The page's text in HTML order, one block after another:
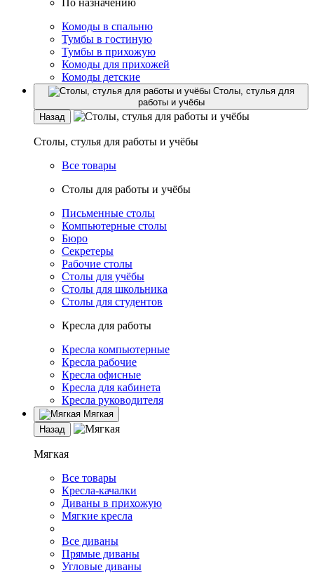
По назначению
Комоды в спальню
Тумбы в гостиную
Тумбы в прихожую
Комоды для прихожей
Комоды детские
Столы, стулья для
работы и учёбы
Назад
Столы, стулья для работы и учёбы
Все товары
Столы для работы и учёбы
Письменные столы
Компьютерные столы
Бюро
Секретеры
Рабочие столы
Столы для учёбы
Столы для школьника
Столы для студентов
Кресла для работы
Кресла компьютерные
Кресла рабочие
Кресла офисные
Кресла для кабинета
Кресла руководителя
Мягкая
Назад
Мягкая
Все товары
Кресла-качалки
Диваны в прихожую
Мягкие кресла
Все диваны
Прямые диваны
Угловые диваны